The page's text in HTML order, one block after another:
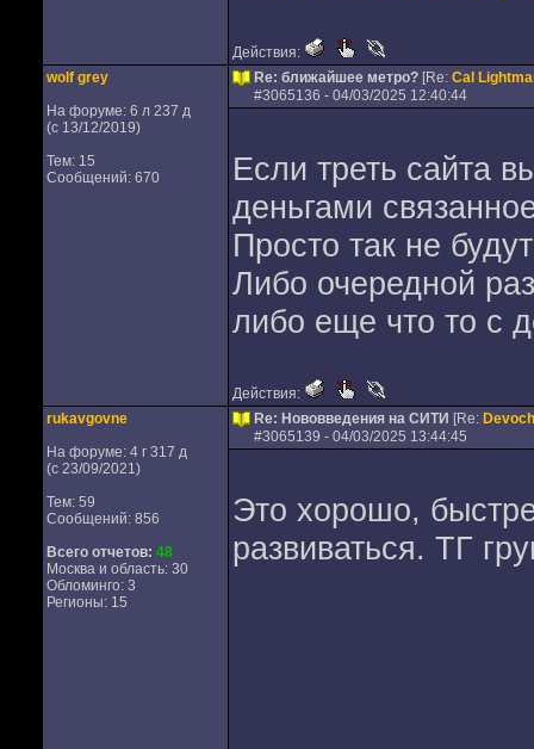
Действия:
wolf grey
На форуме: 6 л 237 д
(с 13/12/2019)
Тем: 15
Сообщений: 670
Re: ближайшее метро? [Re: Cal
#3065136 - 04/03/2025 12:40:44
Если треть сайта
деньгами
Просто так не
Либо очередной
либо еще что то с
Действия:
rukavgovne
На форуме: 4 г 317 д
(с 23/09/2021)
Тем: 59
Сообщений: 856
Всего отчетов: 48
Москва и область: 30
Обломинго: 3
Регионы: 15
Re: Нововведения на СИТИ [Re:
#3065139 - 04/03/2025 13:44:45
Это хорошо,
развиваться. ТГ